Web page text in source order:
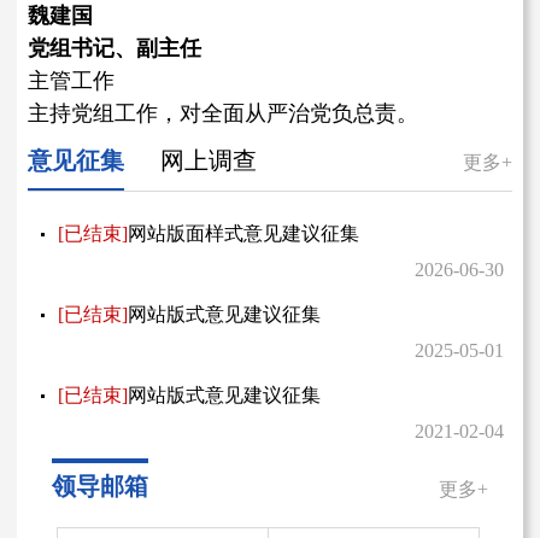
魏建国
党组书记、副主任
主管工作
主持党组工作，对全面从严治党负总责。
意见征集 网上调查 更多+
[已结束]网站版面样式意见建议征集
2026-06-30
[已结束]网站版式意见建议征集
2025-05-01
[已结束]网站版式意见建议征集
2021-02-04
领导邮箱 更多+